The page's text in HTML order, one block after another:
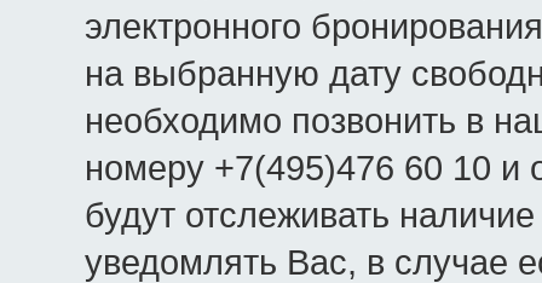
электронного
на выбранную дату
необходимо позвонить в
номеру +7(495)476 60 10 и
будут отслеживать
уведомлять Вас, в случае